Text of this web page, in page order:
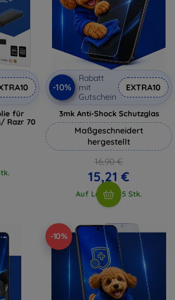
für
Razr 70
-10%
Rabatt
mit
Gutschein
EXTRA10
3mk Anti-Shock Schutzglas
Maßgeschneidert
hergestellt
16,90 €
15,21 €
Auf Lager > 5 Stk.
-10%